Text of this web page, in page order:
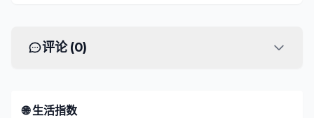
评论 (0)
🌐 生活指数